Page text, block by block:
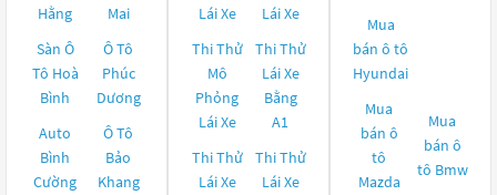
Hằng
Mai
Sàn Ô
Tô Hoà
Bình
Ô Tô
Phúc
Dương
Auto
Bình
Cường
Ô Tô
Bảo
Khang
Lái Xe
Lái Xe
Thi Thử
Mô
Phỏng
Lái Xe
Thi Thử
Lái Xe
Bằng
A1
Thi Thử
Lái Xe
Thi Thử
Lái Xe
Mua
bán ô tô
Hyundai
Mua
bán ô
tô
Mazda
Mua
bán ô
tô Bmw